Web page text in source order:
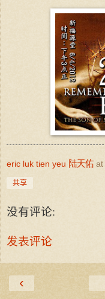
eric luk tien yeu 陆天佑 at
共享
没有评论:
发表评论
‹